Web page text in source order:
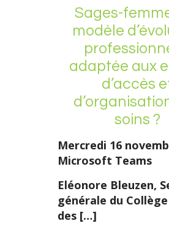
Sages-
modèle
adaptée aux
d’accès
soins ?
Mercredi 16
Microsoft Teams
Eléonore Bleuzen,
générale du
des […]